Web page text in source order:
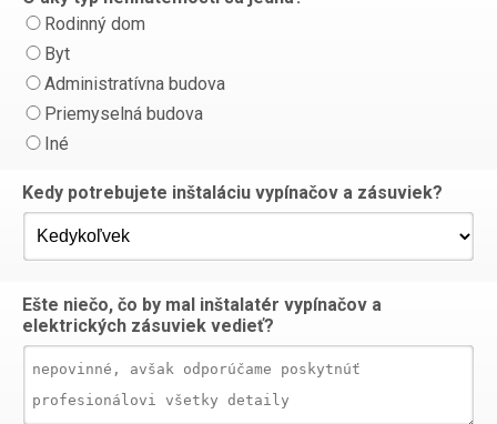
Rodinný dom
Byt
Administratívna budova
Priemyselná budova
Iné
Kedy potrebujete inštaláciu vypínačov a zásuviek?
Ešte niečo, čo by mal inštalatér vypínačov a
elektrických zásuviek vedieť?